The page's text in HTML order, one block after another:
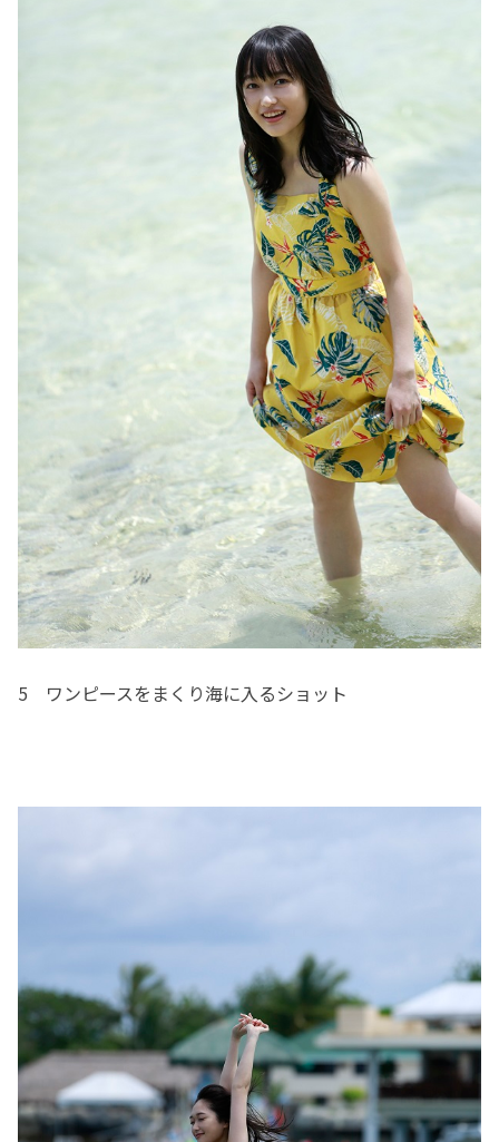
5 ワンピースをまくり海に入るショット